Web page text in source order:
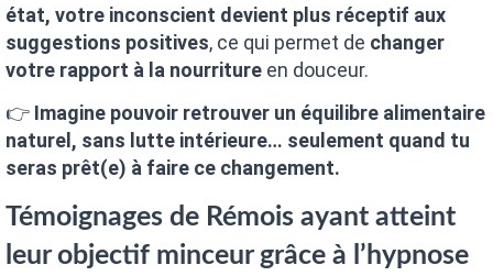
état, votre inconscient devient plus réceptif aux
suggestions positives, ce qui permet de changer
votre rapport à la nourriture en douceur.
👉 Imagine pouvoir retrouver un équilibre alimentaire
naturel, sans lutte intérieure… seulement quand tu
seras prêt(e) à faire ce changement.
Témoignages de Rémois ayant atteint
leur objectif minceur grâce à l’hypnose